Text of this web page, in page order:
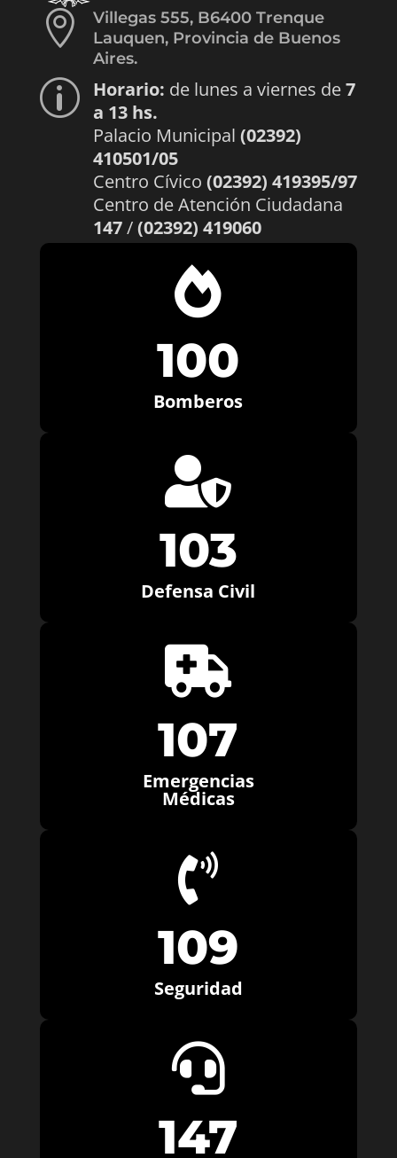

Villegas 555, B6400 Trenque
Lauquen, Provincia de Buenos
Aires.
p Horario: de lunes a viernes de7
a 13 hs.
Palacio Municipal (02392)
410501/05
Centro Cívico (02392) 419395/97
Centro de Atención Ciudadana
147/(02392) 419060

100
Bomberos

103
Defensa Civil

107
Emergencias
Médicas

109
Seguridad

147